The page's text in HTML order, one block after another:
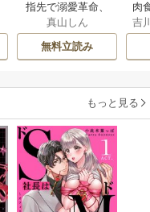
指先で溺愛革命、
起こしませんか？
～謎の独身貴族に
彼氏宣言されまし
真山しん
無料立読み
肉
ぎ
吉
もっと見る